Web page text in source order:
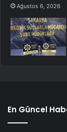
Ağustos 6, 2026
En Güncel